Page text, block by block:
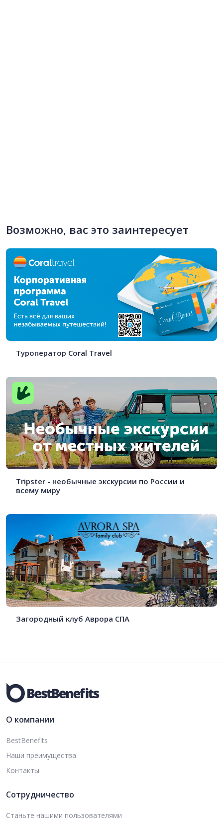
Возможно, вас это заинтересует
Туроператор Coral Travel
Tripster - необычные экскурсии по России и
всему миру
Загородный клуб Аврора СПА
О компании
BestBenefits
Наши преимущества
Контакты
Сотрудничество
Станьте нашими пользователями